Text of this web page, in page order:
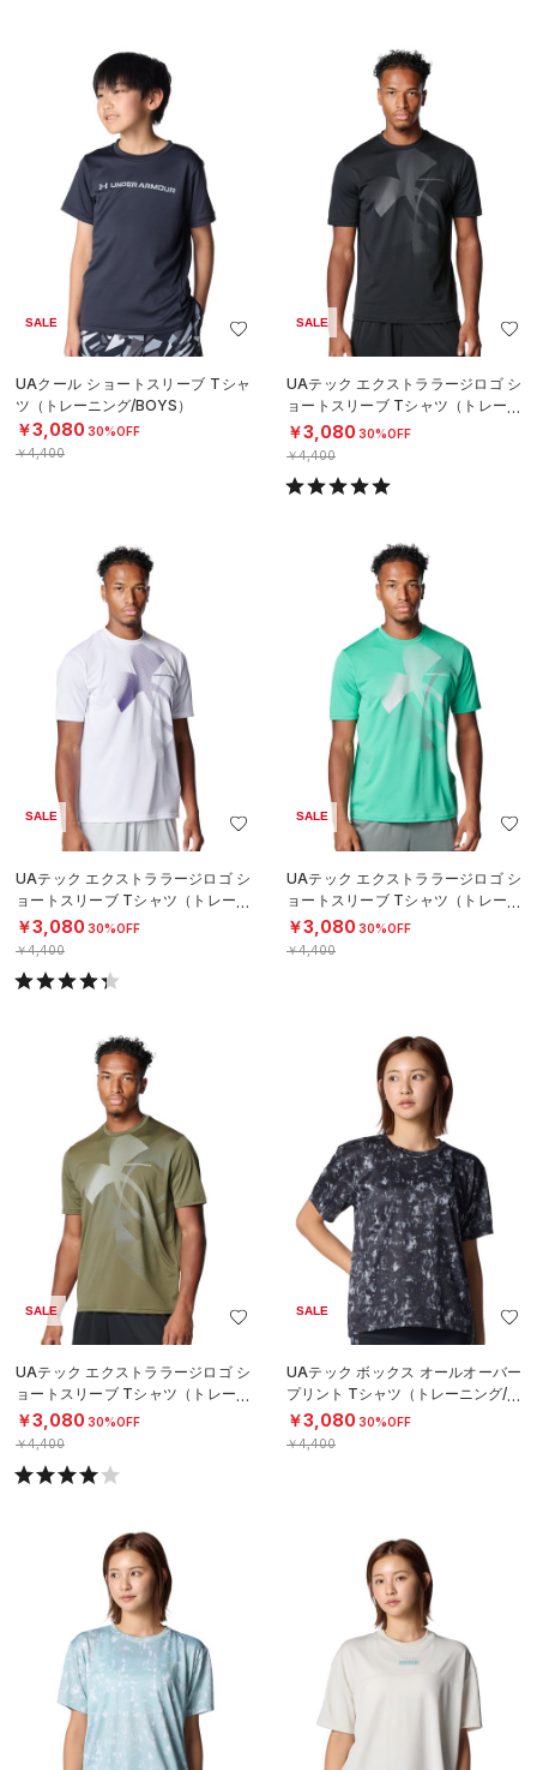
SALE
UAクール ショートスリーブ Tシャ
ツ（トレーニング/BOYS）
￥3,080 30%OFF
￥4,400
SALE
UAテック エクストララージロゴ シ
ョートスリーブ Tシャツ（トレーニ
ング/MEN）
￥3,080 30%OFF
￥4,400
SALE
UAテック エクストララージロゴ シ
ョートスリーブ Tシャツ（トレーニ
ング/MEN）
￥3,080 30%OFF
￥4,400
SALE
UAテック エクストララージロゴ シ
ョートスリーブ Tシャツ（トレーニ
ング/MEN）
￥3,080 30%OFF
￥4,400
SALE
UAテック エクストララージロゴ シ
ョートスリーブ Tシャツ（トレーニ
ング/MEN）
￥3,080 30%OFF
￥4,400
SALE
UAテック ボックス オールオーバー
プリント Tシャツ（トレーニング/W
OMEN）
￥3,080 30%OFF
￥4,400